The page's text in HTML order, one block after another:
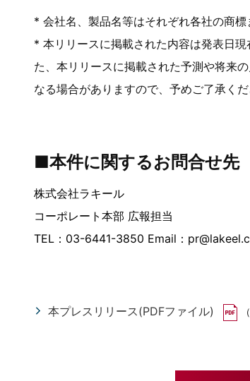
* 会社名、製品名等はそれぞれ各社の商標
* 本リリースに掲載された内容は発表日
た、本リリースに掲載された予測や将来
なる場合がありますので、予めご了承くだ
■本件に関するお問合せ先
株式会社ラキール
コーポレート本部 広報担当
TEL：03-6441-3850 Email：
本プレスリリース(PDFファイル)